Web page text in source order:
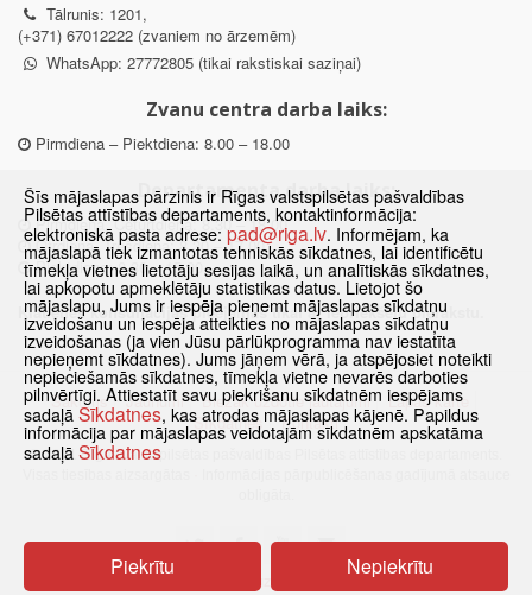
Tālrunis: 1201,
(+371) 67012222 (zvaniem no ārzemēm)
WhatsApp: 27772805 (tikai rakstiskai saziņai)
Zvanu centra darba laiks:
Pirmdiena – Piektdiena: 8.00 – 18.00
Departamenta darba laiks:
Pirmdiena, Ceturtdiena: 8.30 – 18.00
Otrdiena, Trešdiena: 8.30 – 17.00
Piektdiena: 8.30 – 15.00
Klātienes konsultācijas pieejamas tikai ar iepriekšēju pierakstu.
Sākums Jaunumi Biežāk uzdotie jautājumi
Lapas karte
Sīkdatnes
Kontakti
© 2021 Rīgas valstspilsētas pašvaldības Pilsētas attīstības departaments.
Pārslēgties uz www versiju
Šīs mājaslapas pārzinis ir Rīgas valstspilsētas pašvaldības
Pilsētas attīstības departaments, kontaktinformācija:
elektroniskā pasta adrese: pad@riga.lv. Informējam, ka
mājaslapā tiek izmantotas tehniskās sīkdatnes, lai identificētu
tīmekļa vietnes lietotāju sesijas laikā, un analītiskās sīkdatnes,
lai apkopotu apmeklētāju statistikas datus. Lietojot šo
mājaslapu, Jums ir iespēja pieņemt mājaslapas sīkdatņu
izveidošanu un iespēja atteikties no mājaslapas sīkdatņu
izveidošanas (ja vien Jūsu pārlūkprogramma nav iestatīta
nepieņemt sīkdatnes). Jums jāņem vērā, ja atspējosiet noteikti
nepieciešamās sīkdatnes, tīmekļa vietne nevarēs darboties
pilnvērtīgi. Attiestatīt savu piekrišanu sīkdatnēm iespējams
sadaļā Sīkdatnes, kas atrodas mājaslapas kājenē. Papildus
informācija par mājaslapas veidotajām sīkdatnēm apskatāma
sadaļā Sīkdatnes
Piekrītu Nepiekrītu